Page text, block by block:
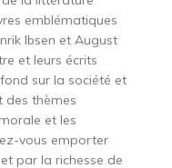
emblématiques
Ibsen et August
et leurs écrits
sur la société et
des thèmes
et les
vous emporter
par la richesse de